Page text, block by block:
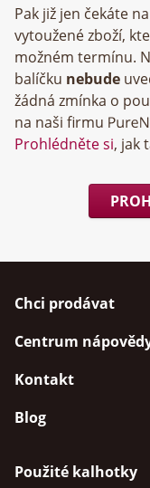
Pak již jen čekáte na
vytoužené zboží,
možném termínu.
balíčku nebude
žádná zmínka o
na naši firmu
Prohlédněte si, jak
Chci prodávat
Centrum
Kontakt
Blog
Použité kalhotky